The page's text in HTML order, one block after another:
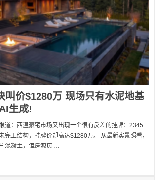
叫价$1280万 现场只有水泥地基
生成!
道：西温豪宅市场又出现一个很有反差的挂牌：2345
完工结构，挂牌价却高达$1280万。 从最新实景照看，
混凝土，但房源页 …